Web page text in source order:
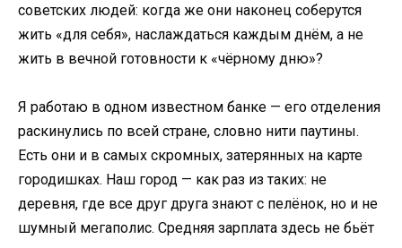
советских людей: когда же они наконец соберутся
жить «для себя», наслаждаться каждым днём, а не
жить в вечной готовности к «чёрному дню»?
Я работаю в одном известном банке — его отделения
раскинулись по всей стране, словно нити паутины.
Есть они и в самых скромных, затерянных на карте
городишках. Наш город — как раз из таких: не
деревня, где все друг друга знают с пелёнок, но и не
шумный мегаполис. Средняя зарплата здесь не бьёт